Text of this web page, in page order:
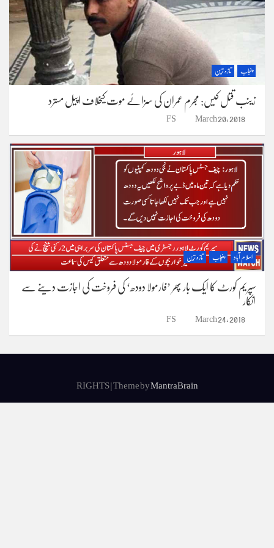
پنجاب تازہ ترین
زینب قتل کیس: مجرم عمران کی سزائے موت کیخلاف اپیل مسترد
March 20, 2018
FS
اسلام آباد پنجاب تازہ ترین
سپریم کورٹ کا ایک بار پھر ’فارمولا دودھ‘ کی فروخت کی اجازت دینے سے
انکار
March 24, 2018
FS
RIGHTS | Theme byMantraBrain